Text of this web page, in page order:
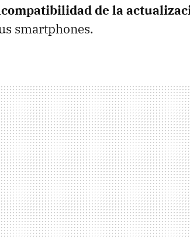
de la
smartphones.